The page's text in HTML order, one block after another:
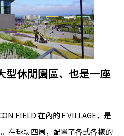
型休閒園區、也是一座
FIELD 在內的 F VILLAGE，是
在球場四周，配置了各式各樣的